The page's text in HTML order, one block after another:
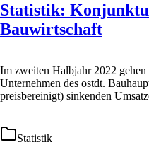
Statistik:
Bauwirtschaft
Im zweiten Halbjahr 2022
Unternehmen des ostdt.
preisbereinigt) sinkenden
Statistik